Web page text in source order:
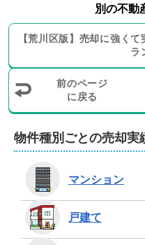
別の不動
【荒川区版】 売却に強くて
ラ
前のページ
に戻る
普通の不動産会社にはな
独自の売却戦略をご提案
売却査定の際にご説明い
楽しみにしていただけれ
弊社で売却をお任せいた
1　住宅売却専門会社な
普通の不動産会社にな
物件種別ごとの売却実
マンション
戸建て